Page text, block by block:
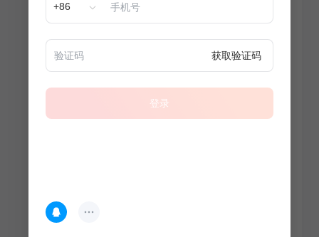
热门专题
+86
获取验证码
登录